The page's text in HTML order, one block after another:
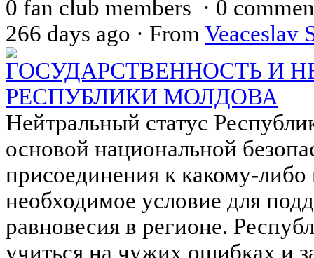
0 fan club members · 0
266 days ago · From Veaceslav
ГОСУДАРСТВЕННОСТЬ И
РЕСПУБЛИКИ МОЛДОВА
Нейтральный статус
основой национальной
присоединения к какому-
необходимое условие для
равновесия в регионе.
учиться на чужих ошибках и